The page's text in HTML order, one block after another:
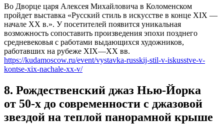
Во Дворце царя Алексея Михайловича в Коломенском
пройдет выставка «Русский стиль в искусстве в конце XIX —
начале XX в.». У посетителей появится уникальная
возможность сопоставить произведения эпохи позднего
средневековья с работами выдающихся художников,
работавших на рубеже XIX—XX вв.
https://kudamoscow.ru/event/vystavka-russkij-stil-v-iskusstve-v-
kontse-xix-nachale-xx-v/
8. Рождественский джаз Нью-Йорка
от 50-х до современности с джазовой
звездой на теплой панорамной крыше